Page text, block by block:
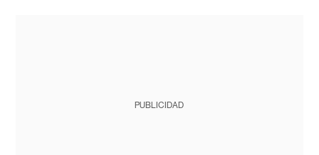
PUBLICIDAD